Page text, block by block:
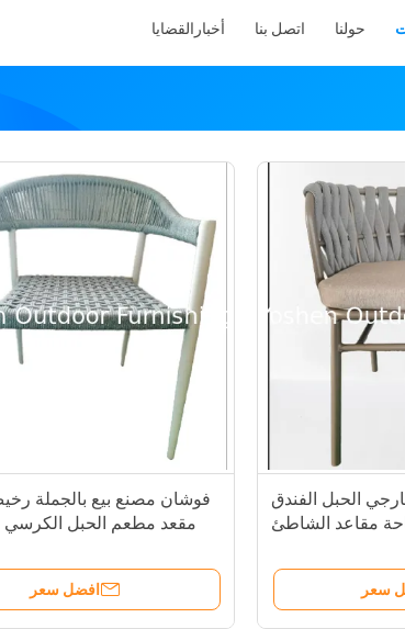
حولنا اتصل بنا أخبار القضايا
فوشان مصنع بيع بالجملة
مقعد مطعم الحبل الكرسي
افضل سعر
الحبل الفندق
مقاعد الشاطئ
سعر